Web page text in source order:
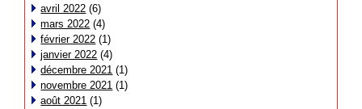
avril 2022 (6)
mars 2022 (4)
février 2022 (1)
janvier 2022 (4)
décembre 2021 (1)
novembre 2021 (1)
août 2021 (1)